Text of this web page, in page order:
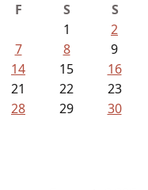
F S
S
1
2
7 8
9
14 15
16
21 22
23
28 29
30